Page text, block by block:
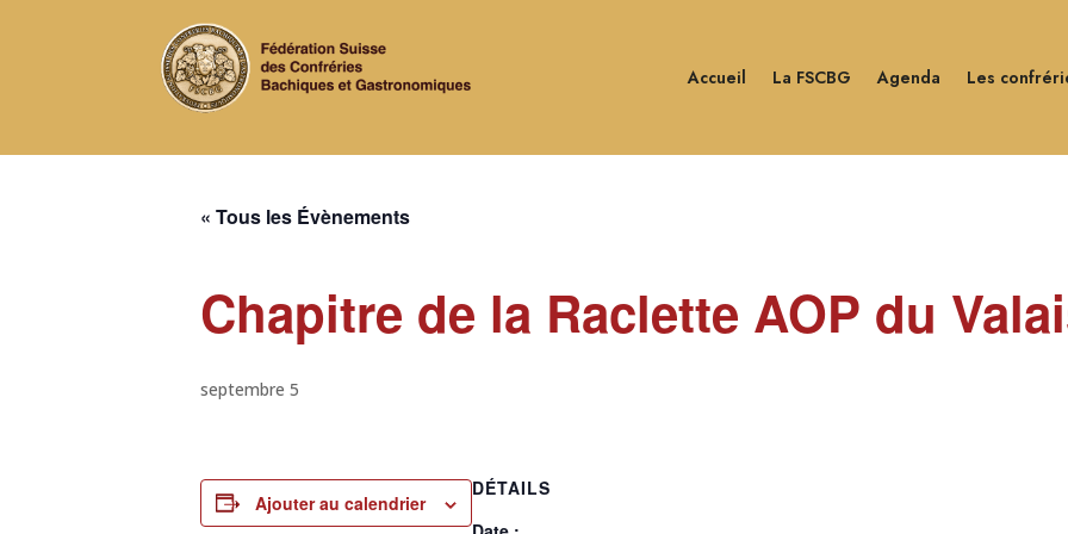
Accueil La FSCBG Agenda Les
« Tous les Évènements
Chapitre de la Raclette AOP du
septembre 5
Ajouter au calendrier
DÉTAILS